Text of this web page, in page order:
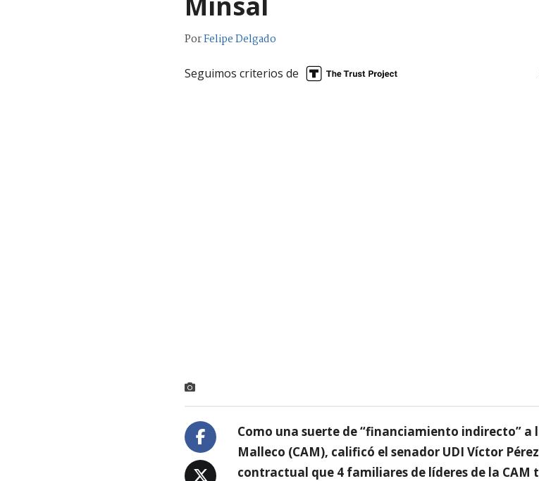
PorFelipe Delgado
Seguimos criterios de
Como una suerte de “financiamiento indirecto” a
Malleco (CAM), calificó el senador UDI Víctor
contractual que 4 familiares de líderes de la CAM